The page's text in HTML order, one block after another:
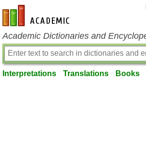
en-academic.com
Academic Dictionaries and
Interpretations Translations Books